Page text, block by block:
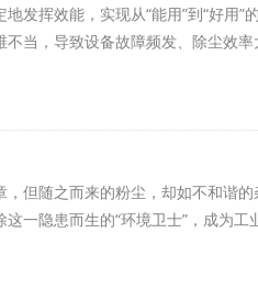
发挥效能，实现从“能用”到“好用”
当，导致设备故障频发、除尘效
但随之而来的粉尘，却如不和谐
一隐患而生的“环境卫士”，成为工